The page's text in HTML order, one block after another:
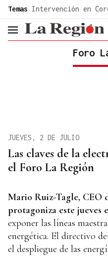
common.go-to-content
Temas Intervención en
header.menu.open
Foro
Las claves de la
el Foro La Región
JUEVES, 2 DE JULIO
Mario Ruiz-Tagle, CEO
protagoniza este jueves
exponer las líneas
energética. El directivo
el despliegue de las